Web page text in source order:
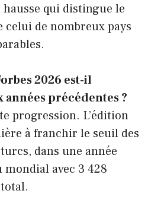
qui distingue le
celui de nombreux pays
2026 est-il
précédentes ?
progression. L’édition
à franchir le seuil des
dans une année
avec 3 428